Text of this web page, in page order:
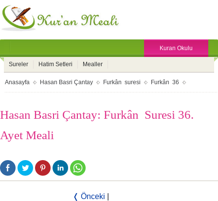
Kuran Okulu
Sureler Hatim Setleri Mealler
Anasayfa Hasan Basri Çantay Furkân suresi Furkân 36
Hasan Basri Çantay: Furkân Suresi 36.
Ayet Meali
❬ Önceki